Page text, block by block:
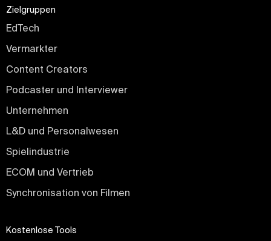
Zielgruppen
EdTech
Vermarkter
Content Creators
Podcaster und Interviewer
Unternehmen
L&D und Personalwesen
Spielindustrie
ECOM und Vertrieb
Synchronisation von Filmen
Kostenlose Tools